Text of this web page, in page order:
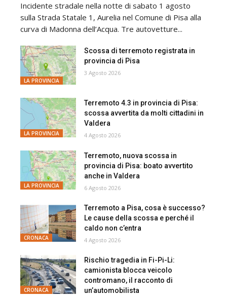
Incidente stradale nella notte di sabato 1 agosto
sulla Strada Statale 1, Aurelia nel Comune di Pisa alla
curva di Madonna dell’Acqua. Tre autovetture...
LA PROVINCIA
Scossa di terremoto registrata in
provincia di Pisa
3 Agosto 2026
LA PROVINCIA
Terremoto 4.3 in provincia di Pisa:
scossa avvertita da molti cittadini in
Valdera
4 Agosto 2026
LA PROVINCIA
Terremoto, nuova scossa in
provincia di Pisa: boato avvertito
anche in Valdera
6 Agosto 2026
CRONACA
Terremoto a Pisa, cosa è successo?
Le cause della scossa e perché il
caldo non c’entra
4 Agosto 2026
CRONACA
Rischio tragedia in Fi-Pi-Li:
camionista blocca veicolo
contromano, il racconto di
un’automobilista